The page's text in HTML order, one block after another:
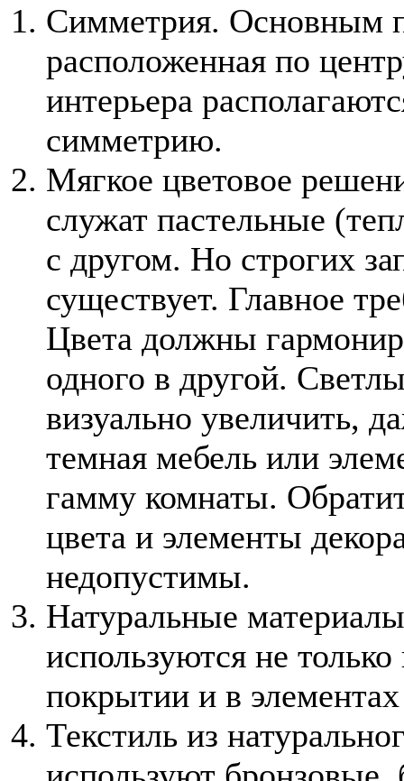
Симметрия. Основным
расположенная по
интерьера
симметрию.
Мягкое цветовое
служат пастельные
с другом. Но строгих
существует. Главное
Цвета должны
одного в другой.
визуально увеличить,
темная мебель или
гамму комнаты.
цвета и элементы
недопустимы.
Натуральные
используются не
покрытии и в
Текстиль из